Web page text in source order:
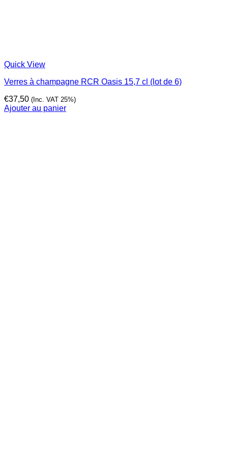
Quick View
Verres à champagne RCR Oasis 15,7 cl (lot de 6)
€37,50 (Inc. VAT 25%)
Ajouter au panier